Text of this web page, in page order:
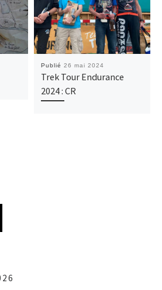
Publié 26 mai 2024
Trek Tour Endurance
2024 : CR